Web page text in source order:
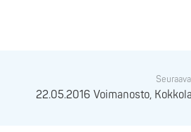
22.05.2016 Voimanosto,